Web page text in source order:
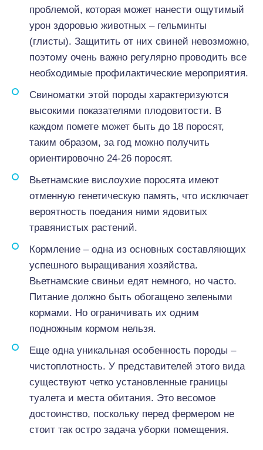
проблемой, которая может нанести ощутимый
урон здоровью животных – гельминты
(глисты). Защитить от них свиней невозможно,
поэтому очень важно регулярно проводить все
необходимые профилактические мероприятия.
Свиноматки этой породы характеризуются
высокими показателями плодовитости. В
каждом помете может быть до 18 поросят,
таким образом, за год можно получить
ориентировочно 24-26 поросят.
Вьетнамские вислоухие поросята имеют
отменную генетическую память, что исключает
вероятность поедания ними ядовитых
травянистых растений.
Кормление – одна из основных составляющих
успешного выращивания хозяйства.
Вьетнамские свиньи едят немного, но часто.
Питание должно быть обогащено зелеными
кормами. Но ограничивать их одним
подножным кормом нельзя.
Еще одна уникальная особенность породы –
чистоплотность. У представителей этого вида
существуют четко установленные границы
туалета и места обитания. Это весомое
достоинство, поскольку перед фермером не
стоит так остро задача уборки помещения.